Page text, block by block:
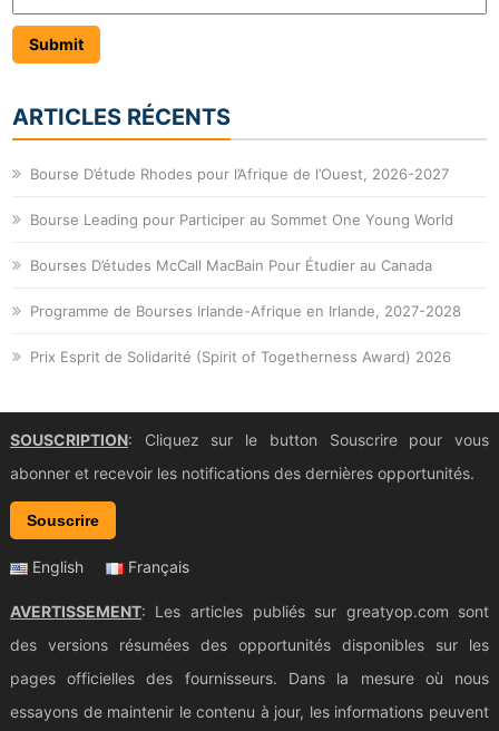
ARTICLES RÉCENTS
Bourse D’étude Rhodes pour l’Afrique de l’Ouest, 2026-2027
Bourse Leading pour Participer au Sommet One Young World
Bourses D’études McCall MacBain Pour Étudier au Canada
Programme de Bourses Irlande-Afrique en Irlande, 2027-2028
Prix Esprit de Solidarité (Spirit of Togetherness Award) 2026
SOUSCRIPTION: Cliquez sur le button Souscrire pour vous
abonner et recevoir les notifications des dernières opportunités.
Souscrire
English Français
AVERTISSEMENT: Les articles publiés sur greatyop.com sont
des versions résumées des opportunités disponibles sur les
pages officielles des fournisseurs. Dans la mesure où nous
essayons de maintenir le contenu à jour, les informations peuvent